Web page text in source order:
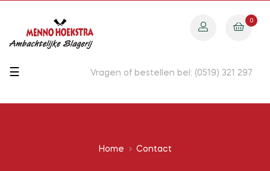
0
Toggle
☰ Vragen of bestellen bel: (0519) 321 297
Home Contact